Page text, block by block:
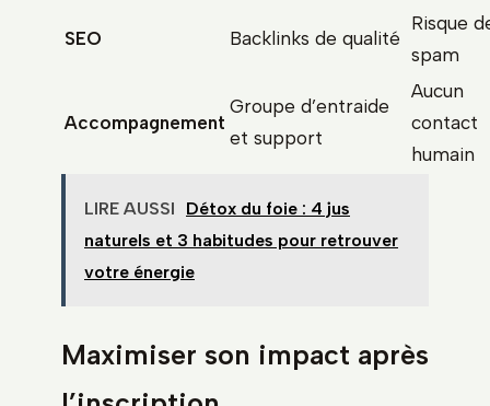
SEO Backlinks de qualité
Risque
spam
Accompagnement
Groupe d’entraide
et support
Aucun
contact
humain
LIRE AUSSI
Détox du foie : 4 jus
naturels et 3 habitudes pour retrouver
votre énergie
Maximiser son impact après